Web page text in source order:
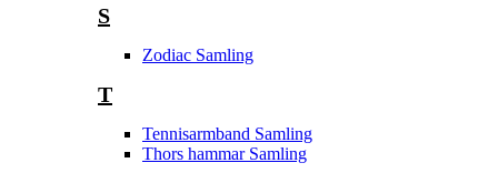
S
Zodiac Samling
T
Tennisarmband Samling
Thors hammar Samling